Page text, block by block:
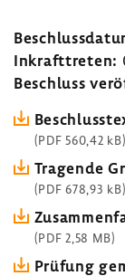
Inkraft­treten:
Beschluss
(PDF 560,42 kB)
Tragende
(PDF 678,93 kB)
(PDF 2,58 MB)
Prüfung